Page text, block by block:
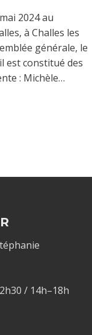
2024 au
à Challes les
générale, le
est constitué des
: Michèle…
/ 14h–18h